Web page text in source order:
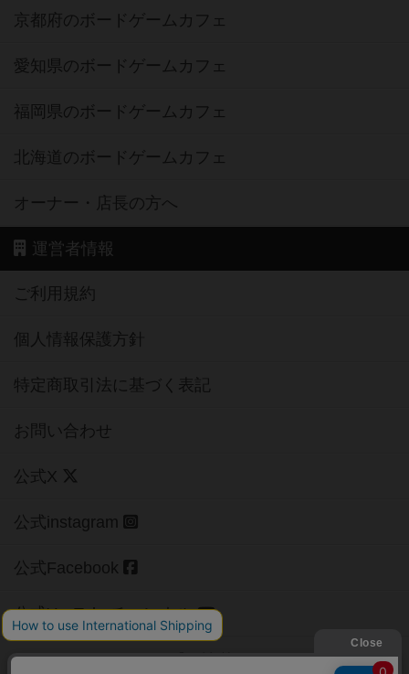
京都府のボードゲームカフェ
愛知県のボードゲームカフェ
福岡県のボードゲームカフェ
北海道のボードゲームカフェ
オーナー・店長の方へ
運営者情報
ご利用規約
個人情報保護方針
特定商取引法に基づく表記
お問い合わせ
公式X
公式instagram
公式Facebook
公式YouTubeチャンネル
Copyright (c)